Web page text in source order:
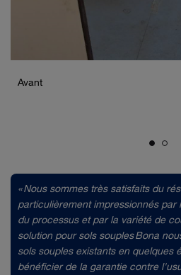
Avant
« Nous sommes très satisfaits du
particulièrement impressionnés
du processus et par la variété de
solution pour sols souples Bona
sols souples existants en quelques
bénéficier de la garantie contre